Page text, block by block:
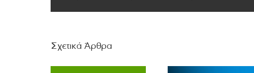
Σχετικά Άρθρα